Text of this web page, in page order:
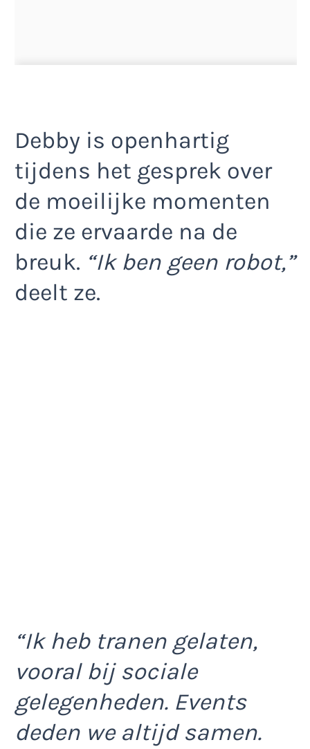
Debby is openhartig
tijdens het gesprek over
de moeilijke momenten
die ze ervaarde na de
breuk. “Ik ben geen robot,”
deelt ze.
“Ik heb tranen gelaten,
vooral bij sociale
gelegenheden. Events
deden we altijd samen.